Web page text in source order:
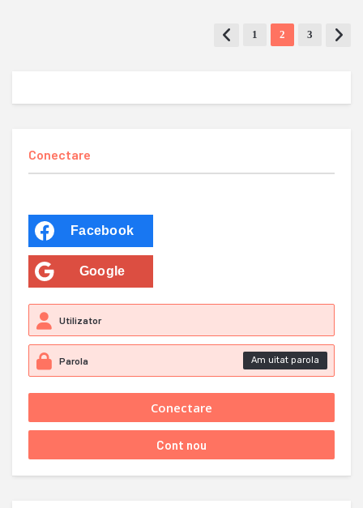
1 2 3
Conectare
Facebook
Google
Am uitat parola